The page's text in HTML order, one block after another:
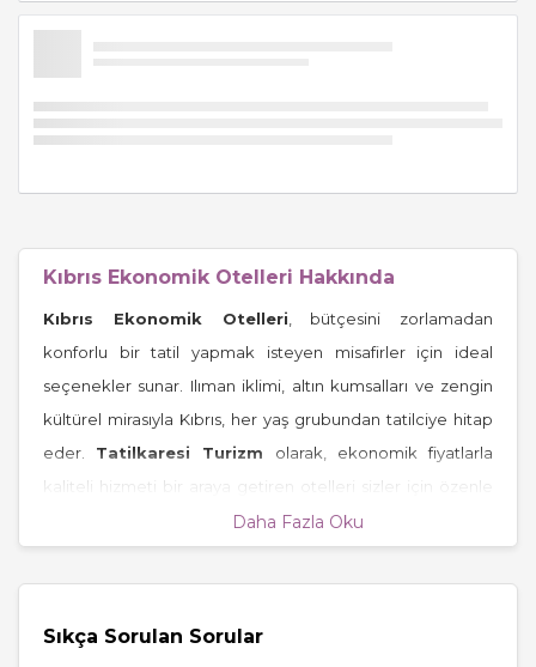
Kıbrıs Ekonomik Otelleri Hakkında
Kıbrıs Ekonomik Otelleri , bütçesini zorlamadan
konforlu bir tatil yapmak isteyen misafirler için ideal
seçenekler sunar. Ilıman iklimi, altın kumsalları ve zengin
kültürel mirasıyla Kıbrıs, her yaş grubundan tatilciye hitap
eder. Tatilkaresi Turizm olarak, ekonomik fiyatlarla
kaliteli hizmeti bir araya getiren otelleri sizler için özenle
seçiyoruz. İndirimli fiyatlar, erken rezervasyon avantajları
Kıbrıs ekonomik otellerigenellikle şehir merkezlerine
Daha Fazla Oku
Sıkça Sorulan Sorular